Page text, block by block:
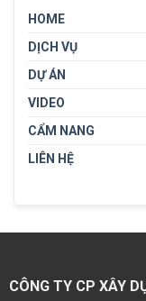
HOME
DỊCH VỤ
DỰ ÁN
VIDEO
CẨM NANG
LIÊN HỆ
CÔNG TY CP XÂY